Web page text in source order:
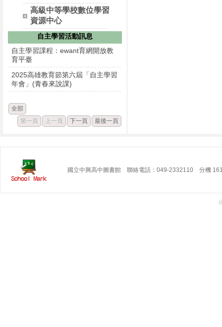
高級中等學校數位學習
資源中心
自主學習活動訊息
自主學習課程：ewant育網開放教
育平臺
2025高雄教育節第六屆「自主學習
年會」(青春來說課)
全部
第一頁
上一頁 下一頁 最後一頁
國立中興高中圖書館 聯絡電話：049-2332110 分機